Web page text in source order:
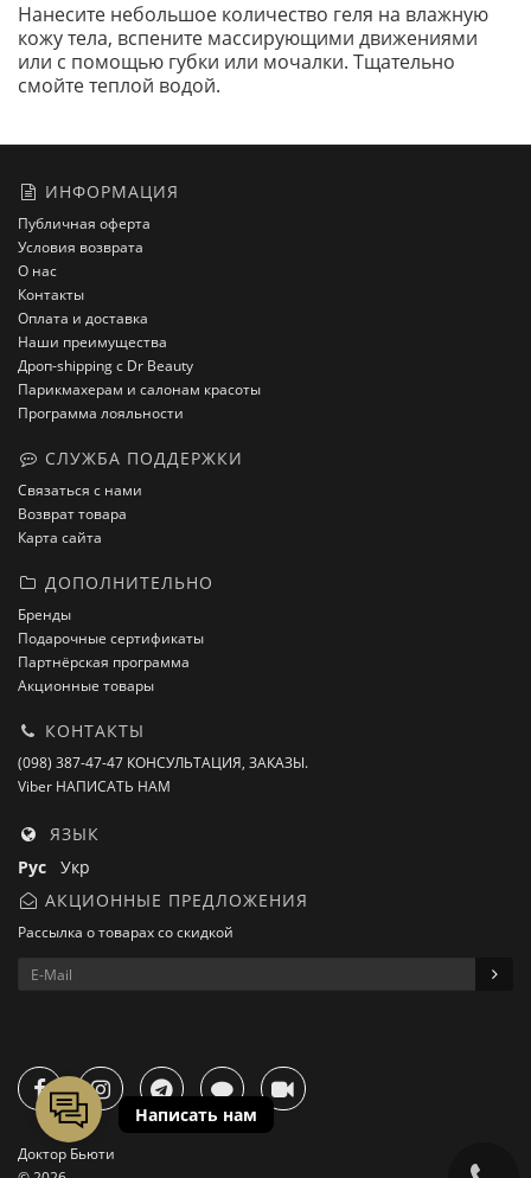
Нанесите небольшое количество геля на влажную
кожу тела, вспените массирующими движениями
или с помощью губки или мочалки. Тщательно
смойте теплой водой.
ИНФОРМАЦИЯ
Публичная оферта
Условия возврата
О нас
Контакты
Оплата и доставка
Наши преимущества
Дроп-shipping с Dr Beauty
Парикмахерам и салонам красоты
Программа лояльности
СЛУЖБА ПОДДЕРЖКИ
Связаться с нами
Возврат товара
Карта сайта
ДОПОЛНИТЕЛЬНО
Бренды
Подарочные сертификаты
Партнёрская программа
Акционные товары
КОНТАКТЫ
(098) 387-47-47 КОНСУЛЬТАЦИЯ, ЗАКАЗЫ.
Viber НАПИСАТЬ НАМ
ЯЗЫК
Рус Укр
АКЦИОННЫЕ ПРЕДЛОЖЕНИЯ
Рассылка о товарах со скидкой
Доктор Бьюти